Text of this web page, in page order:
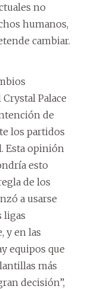
no
humanos,
cambiar.
Palace
de
los partidos
Esta opinión
esto
de los
a usarse
ligas
y en las
equipos que
más
decisión”,